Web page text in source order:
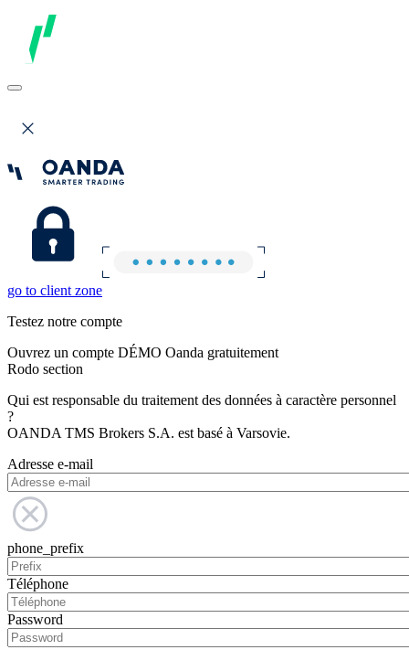
go to client zone
Testez notre compte
Ouvrez un compte DÉMO Oanda gratuitement
Rodo section
Qui est responsable du traitement des données à caractère personnel
?
OANDA TMS Brokers S.A. est basé à Varsovie.
Adresse e-mail
phone_prefix
Téléphone
Password